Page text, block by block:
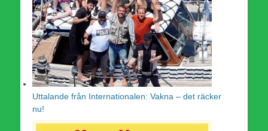
Uttalande från Internationalen: Vakna – det räcker
nu!